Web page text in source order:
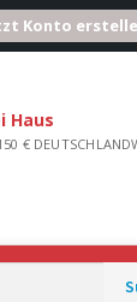
Konto
Haus
€